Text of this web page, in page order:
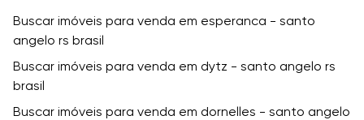
Buscar imóveis para venda em esperanca - santo
angelo rs brasil
Buscar imóveis para venda em dytz - santo angelo rs
brasil
Buscar imóveis para venda em dornelles - santo angelo